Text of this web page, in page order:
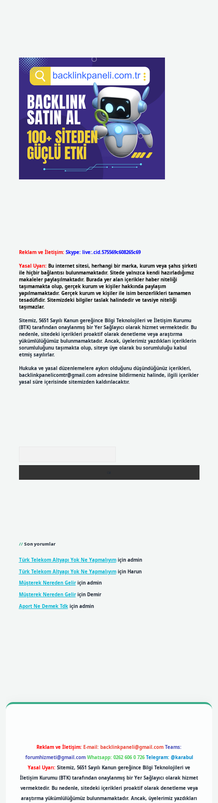
Reklam ve İletişim: Skype: live:.cid.575569c608265c69
Yasal Uyarı: Bu internet sitesi, herhangi bir marka, kurum veya şahıs şirketi
ile hiçbir bağlantısı bulunmamaktadır. Sitede yalnızca kendi hazırladığımız
makaleler paylaşılmaktadır. Burada yer alan içerikler haber niteliği
taşımamakta olup, gerçek kurum ve kişiler hakkında paylaşım
yapılmamaktadır. Gerçek kurum ve kişiler ile isim benzerlikleri tamamen
tesadüfidir. Sitemizdeki bilgiler taslak halindedir ve tavsiye niteliği
taşımazlar.
Sitemiz, 5651 Sayılı Kanun gereğince Bilgi Teknolojileri ve İletişim Kurumu
(BTK) tarafından onaylanmış bir Yer Sağlayıcı olarak hizmet vermektedir. Bu
nedenle, sitedeki içerikleri proaktif olarak denetleme veya araştırma
yükümlülüğümüz bulunmamaktadır. Ancak, üyelerimiz yazdıkları içeriklerin
sorumluluğunu taşımakta olup, siteye üye olarak bu sorumluluğu kabul
etmiş sayılırlar.
Hukuka ve yasal düzenlemelere aykırı olduğunu düşündüğünüz içerikleri,
backlinkpanelicomtr@gmail.comadresine bildirmeniz halinde, ilgili içerikler
yasal süre içerisinde sitemizden kaldırılacaktır.
Son yorumlar
Türk Telekom Altyapı Yok Ne Yapmalıyımiçin admin
Türk Telekom Altyapı Yok Ne Yapmalıyımiçin Harun
Müşterek Nereden Geliriçin admin
Müşterek Nereden Geliriçin Demir
Aport Ne Demek Tdkiçin admin
Reklam ve İletişim: E-mail: backlinkpaneli@gmail.com Teams:
forumhizmeti@gmail.com Whatsapp: 0262 606 0 726 Telegram: @karabul
Yasal Uyarı: Sitemiz, 5651 Sayılı Kanun gereğince Bilgi Teknolojileri ve
İletişim Kurumu (BTK) tarafından onaylanmış bir Yer Sağlayıcı olarak hizmet
vermektedir. Bu nedenle, sitedeki içerikleri proaktif olarak denetleme veya
araştırma yükümlülüğümüz bulunmamaktadır. Ancak, üyelerimiz yazdıkları